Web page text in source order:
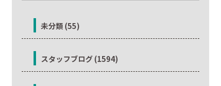
未分類 (55)
スタッフブログ (1594)